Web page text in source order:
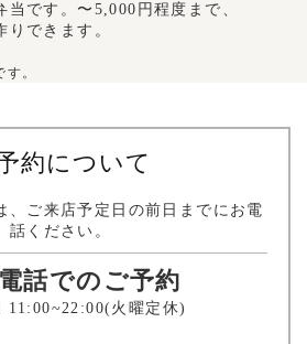
当です。〜5,000円程度まで、
りできます。
。
約について
、ご来店予定日の前日までにお電
話ください。
話でのご予約
11:00~22:00(火曜定休)